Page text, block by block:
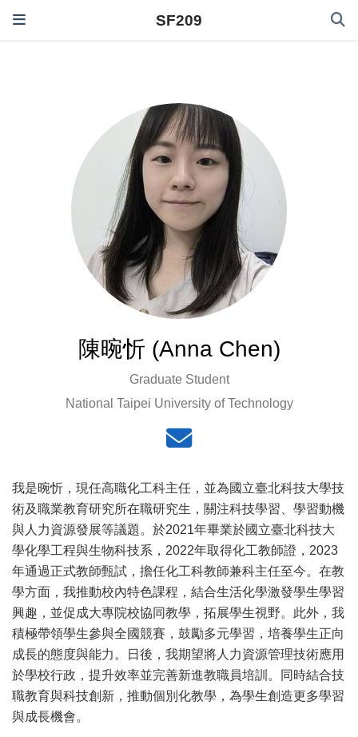
SF209
陳晼忻 (Anna Chen)
Graduate Student
National Taipei University of Technology
我是晼忻，現任高職化工科主任，並為國立臺北科技大學技
術及職業教育研究所在職研究生，關注科技學習、學習動機
與人力資源發展等議題。於2021年畢業於國立臺北科技大
學化學工程與生物科技系，2022年取得化工教師證，2023
年通過正式教師甄試，擔任化工科教師兼科主任至今。在教
學方面，我推動校內特色課程，結合生活化學激發學生學習
興趣，並促成大專院校協同教學，拓展學生視野。此外，我
積極帶領學生參與全國競賽，鼓勵多元學習，培養學生正向
成長的態度與能力。日後，我期望將人力資源管理技術應用
於學校行政，提升效率並完善新進教職員培訓。同時結合技
職教育與科技創新，推動個別化教學，為學生創造更多學習
與成長機會。